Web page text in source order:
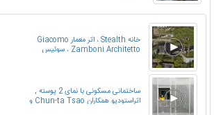
خانه Stealth ، اثر معمار Giacomo
Zamboni Architetto ، سوئیس
ساختمانی مسکونی با نمای 2 پوسته ,
اثراستودیو همکاران Chun-ta Tsao و